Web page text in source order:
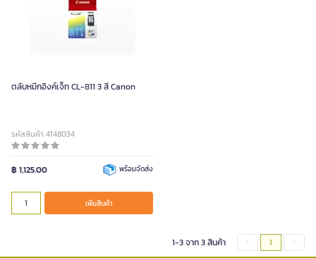
ตลับหมึกอิงค์เจ็ท CL-811 3 สี Canon
รหัสสินค้า 4148034
฿ 1,125.00 พร้อมจัดส่ง
เพิ่มสินค้า
1-3 จาก 3 สินค้า 1